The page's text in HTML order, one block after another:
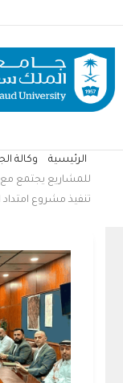
المحتوى
الرئيسي
مسار
التنقل
الرئيسية وكالة
للمشاريع يجتمع
تنفيذ مشروع امتداد